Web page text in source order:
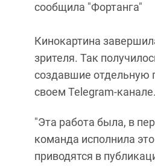
сообщила "Фортанга"
Кинокартина
зрителя. Так
создавшие отдельную
своем Telegram-канале.
"Эта работа была, в
команда исполнила
приводятся в